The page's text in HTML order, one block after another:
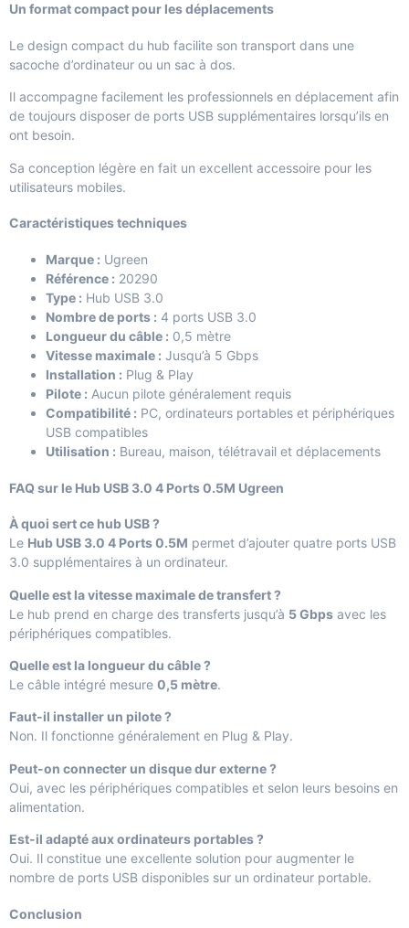
Un format compact pour les déplacements
Le design compact du hub facilite son transport dans une
sacoche d’ordinateur ou un sac à dos.
Il accompagne facilement les professionnels en déplacement afin
de toujours disposer de ports USB supplémentaires lorsqu’ils en
ont besoin.
Sa conception légère en fait un excellent accessoire pour les
utilisateurs mobiles.
Caractéristiques techniques
Marque : Ugreen
Référence : 20290
Type : Hub USB 3.0
Nombre de ports : 4 ports USB 3.0
Longueur du câble : 0,5 mètre
Vitesse maximale : Jusqu’à 5 Gbps
Installation : Plug & Play
Pilote : Aucun pilote généralement requis
Compatibilité : PC, ordinateurs portables et périphériques
USB compatibles
Utilisation : Bureau, maison, télétravail et déplacements
FAQ sur le Hub USB 3.0 4 Ports 0.5M Ugreen
À quoi sert ce hub USB ?
Le Hub USB 3.0 4 Ports 0.5M permet d’ajouter quatre ports USB
3.0 supplémentaires à un ordinateur.
Quelle est la vitesse maximale de transfert ?
Le hub prend en charge des transferts jusqu’à 5 Gbps avec les
périphériques compatibles.
Quelle est la longueur du câble ?
Le câble intégré mesure 0,5 mètre.
Faut-il installer un pilote ?
Non. Il fonctionne généralement en Plug & Play.
Peut-on connecter un disque dur externe ?
Oui, avec les périphériques compatibles et selon leurs besoins en
alimentation.
Est-il adapté aux ordinateurs portables ?
Oui. Il constitue une excellente solution pour augmenter le
nombre de ports USB disponibles sur un ordinateur portable.
Conclusion